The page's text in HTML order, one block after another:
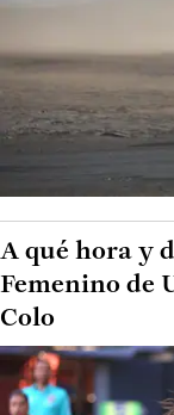
A qué hora y
Femenino de
Colo